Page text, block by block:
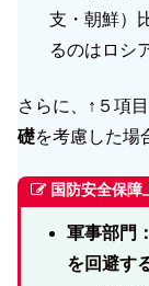
支・朝鮮）
るのはロシ
さらに、↑５項
礎を考慮した場
国防安全保障
軍事部門
を回避す